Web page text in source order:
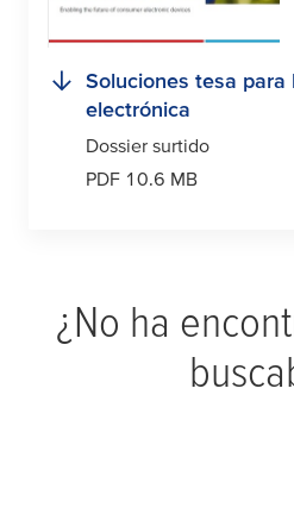
Soluciones tesa para
electrónica
Dossier surtido
PDF 10.6 MB
¿No ha